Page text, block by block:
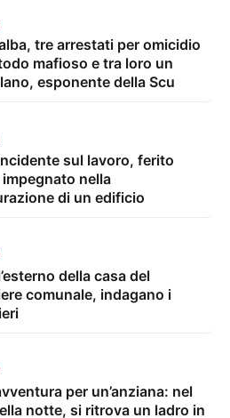
tre arrestati per omicidio
mafioso e tra loro un
esponente della Scu
sul lavoro, ferito
nella
di un edificio
della casa del
comunale, indagano i
per un’anziana: nel
notte, si ritrova un ladro in